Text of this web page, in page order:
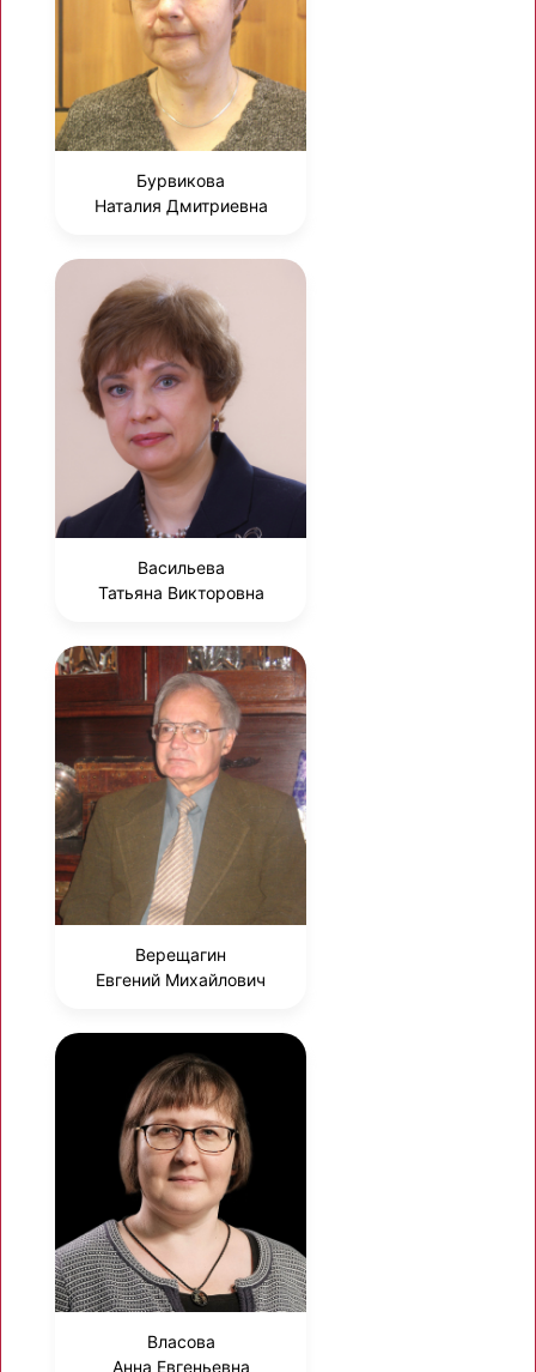
Бурвикова
Наталия Дмитриевна
Васильева
Татьяна Викторовна
Верещагин
Евгений Михайлович
Власова
Анна Евгеньевна